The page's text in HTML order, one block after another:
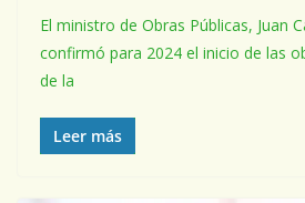
El ministro de Obras Públicas, Juan
confirmó para 2024 el inicio de las
de la
Leer más